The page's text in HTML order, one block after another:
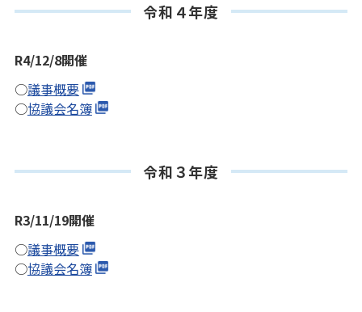
令和４年度
R4/12/8開催
○議事概要
○協議会名簿
令和３年度
R3/11/19開催
○議事概要
○協議会名簿